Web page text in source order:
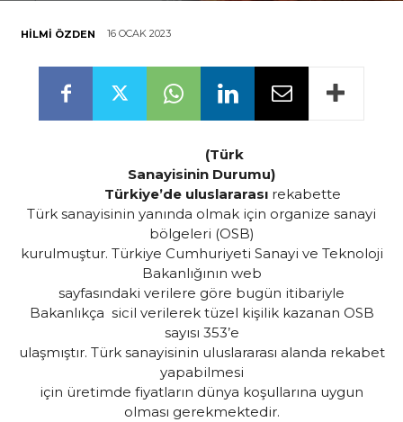
HILMI ÖZDEN 16 OCAK 2023
(Türk
Sanayisinin Durumu)
Türkiye’de uluslararası rekabette
Türk sanayisinin yanında olmak için organize sanayi
bölgeleri (OSB)
kurulmuştur. Türkiye Cumhuriyeti Sanayi ve Teknoloji
Bakanlığının web
sayfasındaki verilere göre bugün itibariyle
Bakanlıkça sicil verilerek tüzel kişilik kazanan OSB
sayısı 353’e
ulaşmıştır. Türk sanayisinin uluslararası alanda rekabet
yapabilmesi
için üretimde fiyatların dünya koşullarına uygun
olması gerekmektedir.